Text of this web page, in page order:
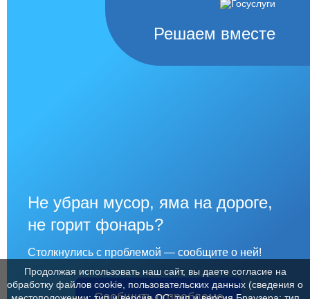
Решаем вместе
Не убран мусор, яма на дороге,
не горит фонарь?
Столкнулись с проблемой — сообщите о ней!
Продолжая использовать наш сайт, вы даете согласие на
обработку файлов cookie, пользовательских данных (сведения о